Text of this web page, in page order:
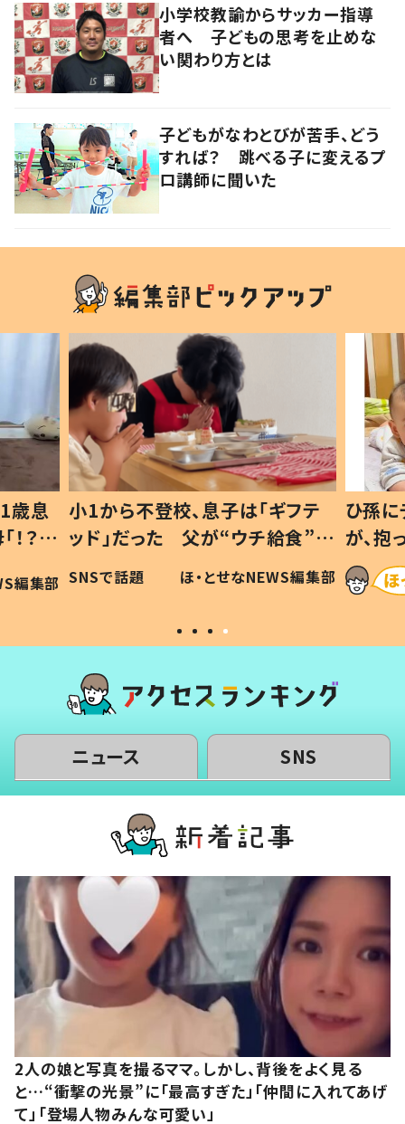
小学校教諭からサッカー指導
者へ 子どもの思考を止めな
い関わり方とは
子どもがなわとびが苦手、どう
すれば？ 跳べる子に変えるプ
ロ講師に聞いた
歳息
？」
編集部
小1から不登校、息子は「ギフテ
ッド」だった 父が“ウチ給食”を
作り続ける理由とは #令和の親
#令和の子
SNSで話題 ほ・とせなNEWS編集部
ひ孫
が、
「涙が
い」
ニュース SNS
2人の娘と写真を撮るママ。しかし、背後をよく見る
と…“衝撃の光景”に「最高すぎた」「仲間に入れてあげ
て」「登場人物みんな可愛い」